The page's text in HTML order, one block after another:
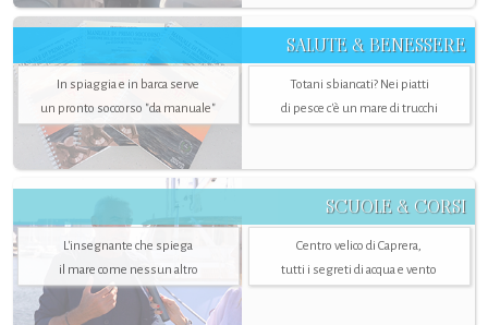
SALUTE & BENESSERE
In spiaggia e in barca serve
un pronto soccorso "da manuale"
Totani sbiancati? Nei piatti
di pesce c'è un mare di trucchi
SCUOLE & CORSI
L'insegnante che spiega
il mare come nessun altro
Centro velico di Caprera,
tutti i segreti di acqua e vento